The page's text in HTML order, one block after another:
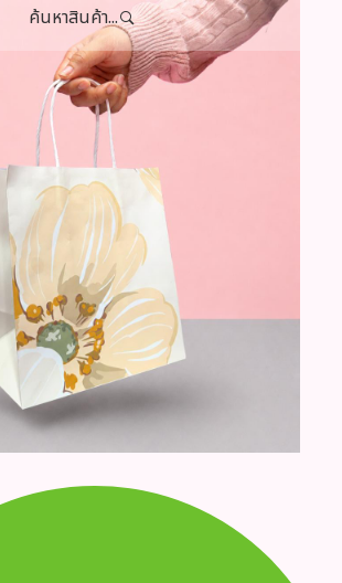
ค้นหาสินค้า...